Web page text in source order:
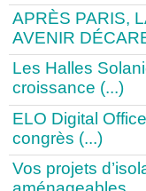
APRÈS PARIS,
AVENIR
Les Halles
croissance (...)
ELO Digital
congrès (...)
Vos projets